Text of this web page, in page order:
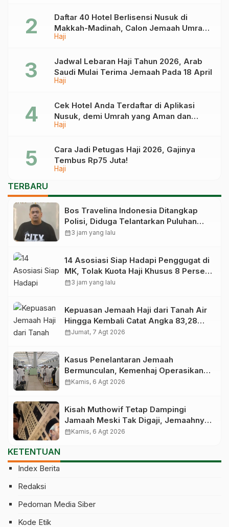
Haji
Daftar 40 Hotel Berlisensi Nusuk di
Makkah-Madinah, Calon Jemaah Umrah
Cek di Sini
Haji
Jadwal Lebaran Haji Tahun 2026, Arab
Saudi Mulai Terima Jemaah Pada 18 April
Haji
Cek Hotel Anda Terdaftar di Aplikasi
Nusuk, demi Umrah yang Aman dan
Tidak Dimanipulasi
Haji
Cara Jadi Petugas Haji 2026, Gajinya
Tembus Rp75 Juta!
TERBARU
Bos Travelina Indonesia Ditangkap
Polisi, Diduga Telantarkan Puluhan
Jemaah Umrah Asal Sultra
calendar_month3 jam yang lalu
14 Asosiasi Siap Hadapi Penggugat di
MK, Tolak Kuota Haji Khusus 8 Persen
Dihapus
calendar_month3 jam yang lalu
Kepuasan Jemaah Haji dari Tanah Air
Hingga Kembali Catat Angka 83,28
Persen
calendar_monthJumat, 7 Agt 2026
Kasus Penelantaran Jemaah
Bermunculan, Kemenhaj Operasikan
Posko Pengawasan di Bandara
calendar_monthKamis, 6 Agt 2026
Kisah Muthowif Tetap Dampingi
Jamaah Meski Tak Digaji, Jemaahnya
Korban Penelantaran Pihak Travel
calendar_monthKamis, 6 Agt 2026
KETENTUAN
Index Berita
Redaksi
Pedoman Media Siber
Kode Etik